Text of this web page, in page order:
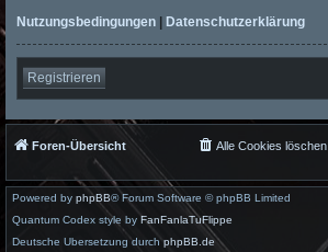
Nutzungsbedingungen | Datenschutzerklärung
Registrieren
Foren-Übersicht Alle Cookies löschen
Powered by phpBB® Forum Software © phpBB Limited
Quantum Codex style by FanFanlaTuFlippe
Deutsche Übersetzung durchphpBB.de